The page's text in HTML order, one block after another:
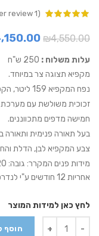
(
1
₪4,550.00
עלות משלוח : 250 ש"ח
מקפיא תצוגה צר במיוחד.
נפח המקפיא 159 ליטר, הקפאה עמוקה עד ל -18 מעלות צלזיוס.
זכוכית משולשת עם מערכת
חמישה מדפים מתכווננים.
בעל תאורה פנימית ותאורה
צבע המקפיא לבן, הדלת
מידות פנים המקרר: גובה: 1.20,רוחב: 30 ס”מ , עומק: 39 ס”מ.
אחריות 12 חודשים ע"י לנדרס טריידינג. התמונות הינן להמחשה בלבד
לחץ כאן למידות המוצר
הוסף